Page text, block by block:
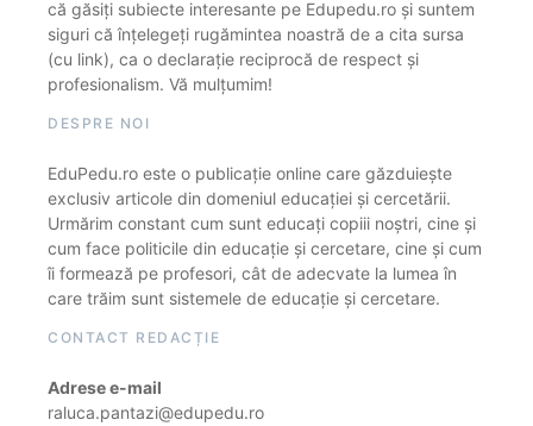
că găsiți subiecte interesante pe Edupedu.ro și suntem
siguri că înțelegeți rugămintea noastră de a cita sursa
(cu link), ca o declarație reciprocă de respect și
profesionalism. Vă mulțumim!
DESPRE NOI
EduPedu.ro este o publicație online care găzduiește
exclusiv articole din domeniul educației și cercetării.
Urmărim constant cum sunt educați copiii noștri, cine și
cum face politicile din educație și cercetare, cine și cum
îi formează pe profesori, cât de adecvate la lumea în
care trăim sunt sistemele de educație și cercetare.
CONTACT REDACȚIE
Adrese e-mail
raluca.pantazi@edupedu.ro